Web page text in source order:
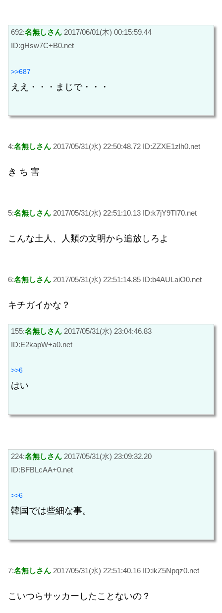
692:名無しさん 2017/06/01(木) 00:15:59.44
ID:gHsw7C+B0.net
>>687
ええ・・・まじで・・・
4:名無しさん 2017/05/31(水) 22:50:48.72 ID:ZZXE1zlh0.net
き ち 害
5:名無しさん 2017/05/31(水) 22:51:10.13 ID:k7jY9TI70.net
こんな土人、人類の文明から追放しろよ
6:名無しさん 2017/05/31(水) 22:51:14.85 ID:b4AULaiO0.net
キチガイかな？
155:名無しさん 2017/05/31(水) 23:04:46.83
ID:E2kapW+a0.net
>>6
はい
224:名無しさん 2017/05/31(水) 23:09:32.20
ID:BFBLcAA+0.net
>>6
韓国では些細な事。
7:名無しさん 2017/05/31(水) 22:51:40.16 ID:ikZ5Npqz0.net
こいつらサッカーしたことないの？